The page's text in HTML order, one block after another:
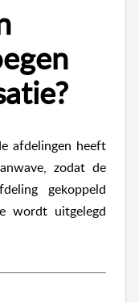
afdelingen heeft
zodat de
gekoppeld
wordt uitgelegd